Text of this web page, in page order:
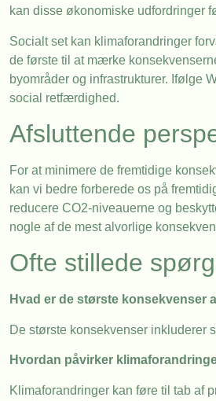
kan disse økonomiske udfordringer
Socialt set kan klimaforandringer
de første til at mærke
byområder og infrastrukturer. Ifølge
social retfærdighed.
Afsluttende
For at minimere de fremtidige
kan vi bedre forberede os på
reducere CO2-niveauerne og
nogle af de mest alvorlige
Ofte stillede
Hvad er de største konsekvenser
De største konsekvenser inkluderer
Hvordan påvirker
Klimaforandringer kan føre til tab af